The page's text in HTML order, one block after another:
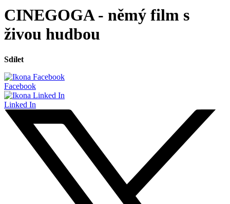
CINEGOGA - němý film s
živou hudbou
Sdílet
Facebook
Linked In